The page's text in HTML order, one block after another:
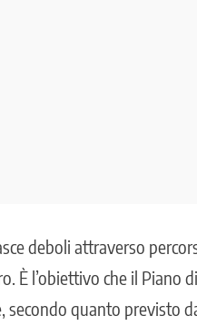
deboli attraverso
È l’obiettivo che il Piano
secondo quanto previsto